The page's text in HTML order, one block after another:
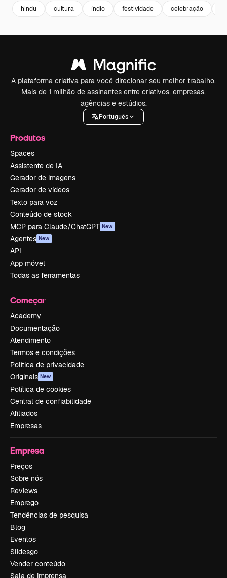
hindu cultura índio festividade celebração
A plataforma criativa para você direcionar seu melhor trabalho.
Mais de 1 milhão de assinantes entre criativos, empresas,
agências e estúdios.
Português
Produtos
Spaces
Assistente de IA
Gerador de imagens
Gerador de vídeos
Texto para voz
Conteúdo de stock
MCP para Claude/ChatGPT New
Agentes New
API
App móvel
Todas as ferramentas
Começar
Academy
Documentação
Atendimento
Termos e condições
Política de privacidade
Originais New
Política de cookies
Central de confiabilidade
Afiliados
Empresas
Empresa
Preços
Sobre nós
Reviews
Emprego
Tendências de pesquisa
Blog
Eventos
Slidesgo
Vender conteúdo
Sala de imprensa